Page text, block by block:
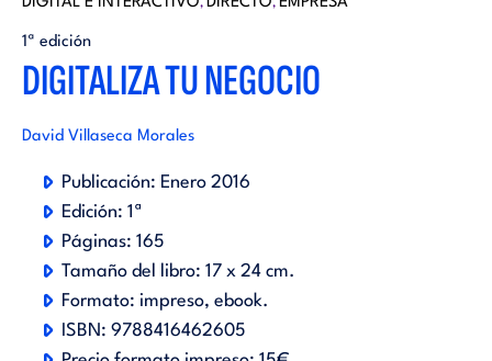
r
i
a
a
, ,
1ª edición
DIGITALIZA TU NEGOCIO
David Villaseca Morales
Publicación: Enero 2016
Edición: 1ª
Páginas: 165
Tamaño del libro: 17 x 24 cm.
Formato: impreso ebook.
ISBN: 9788416462605